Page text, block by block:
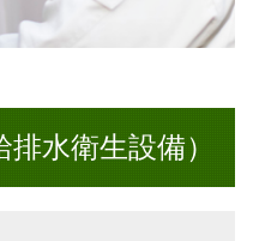
水衛生設備）